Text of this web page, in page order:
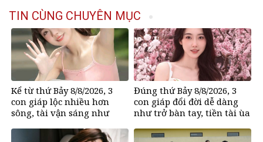
TIN CÙNG CHUYÊN MỤC
Kể từ thứ Bảy 8/8/2026, 3
con giáp lộc nhiều hơn
sông, tài vận sáng như
Đúng thứ Bảy 8/8/2026, 3
con giáp đổi đời dễ dàng
như trở bàn tay, tiền tài ùa
đến